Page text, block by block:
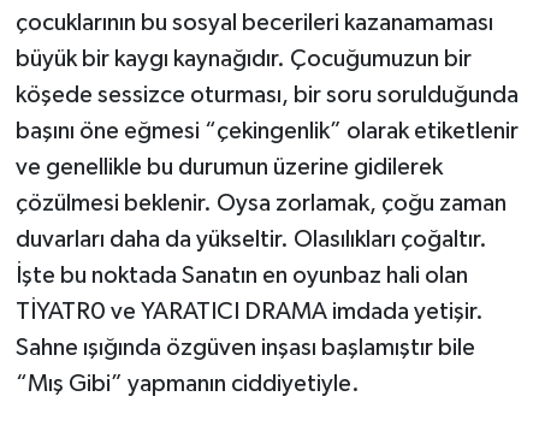
çocuklarının bu sosyal becerileri kazanamaması
büyük bir kaygı kaynağıdır. Çocuğumuzun bir
köşede sessizce oturması, bir soru sorulduğunda
başını öne eğmesi “çekingenlik” olarak etiketlenir
ve genellikle bu durumun üzerine gidilerek
çözülmesi beklenir. Oysa zorlamak, çoğu zaman
duvarları daha da yükseltir. Olasılıkları çoğaltır.
İşte bu noktada Sanatın en oyunbaz hali olan
TİYATR0 ve YARATICI DRAMA imdada yetişir.
Sahne ışığında özgüven inşası başlamıştır bile
“Mış Gibi” yapmanın ciddiyetiyle.